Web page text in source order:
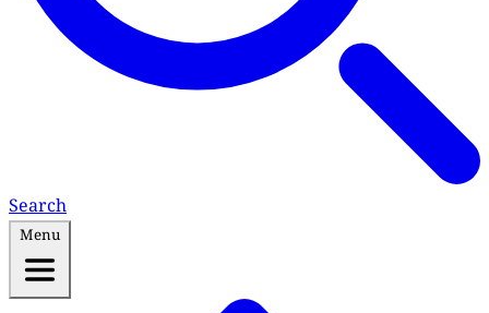
Search
Menu